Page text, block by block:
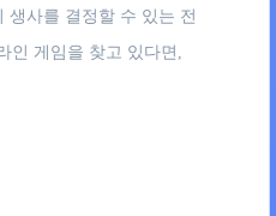
생사를 결정할 수 있는 전
인 게임을 찾고 있다면,